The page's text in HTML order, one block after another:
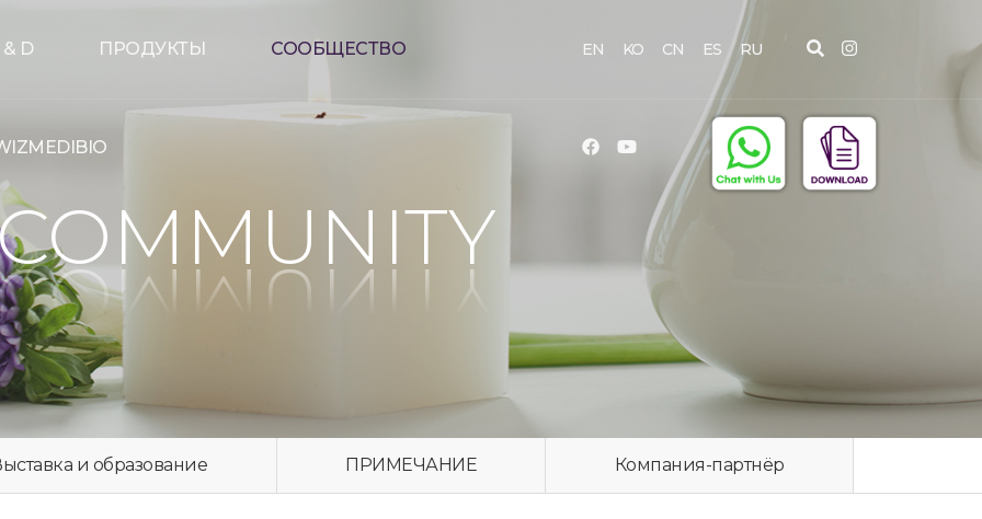
& D ПРОДУКТЫ СООБЩЕСТВО EN KO CN ES RU
и образование ПРИМЕЧАНИЕ Компания-партнёр